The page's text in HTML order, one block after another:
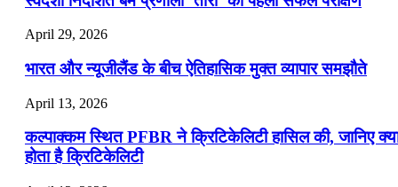
April 29, 2026
भारत और न्यूजीलैंड के बीच ऐतिहासिक मुक्त व्यापार समझौते
April 13, 2026
कल्पाक्कम स्थित PFBR ने क्रिटिकेलिटी हासिल की, जानिए
होता है क्रिटिकेलिटी